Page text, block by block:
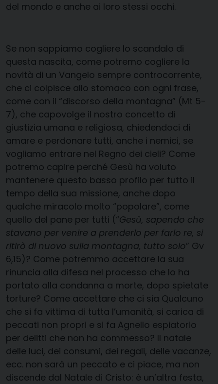
del mondo e anche ai loro stessi occhi.
Se non sappiamo cogliere lo scandalo di
questa nascita, come potremo cogliere la
novità di un Vangelo sempre controcorrente,
che ci colpisce allo stomaco con ogni frase,
come con il “discorso della montagna” (Mt 5-
7), che capovolge il nostro concetto di
giustizia umana e religiosa, chiedendoci di
amare e perdonare tutti, anche i nemici, se
vogliamo entrare nel Regno dei cieli? Come
potremo capire perché Gesù ha voluto
mantenere questo basso profilo per tutto il
tempo della sua missione, anche dopo
qualche miracolo molto “popolare”, come
quello del pane per tutti (“Gesù, sapendo che
stavano per venire a prenderlo per farlo re, si
ritirò di nuovo sulla montagna, tutto solo” Gv
6,15)? Come potremmo accettare la sua
rinuncia alla difesa nel processo che lo ha
portato alla condanna a morte, dopo spietate
torture? Come accettare che ci sia Qualcuno
che si fa vittima di tutta l’umanità, si carica di
peccati non propri e si fa Agnello espiatorio
per delitti che non ha commesso? Il natale
delle luci, dei consumi, dei regali, delle vacanze,
ecc. non sarà un peccato e ci piace, ma non
discende dal Natale di Cristo: è un’altra festa,